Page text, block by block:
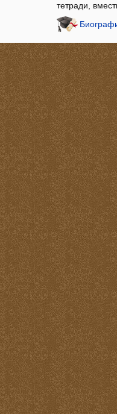
тетради,